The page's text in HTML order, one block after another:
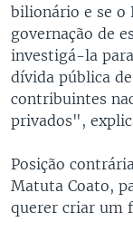
bilionário e se o
governação de
investigá-la
dívida pública
contribuintes
privados",
Posição
Matuta Coato,
querer criar um